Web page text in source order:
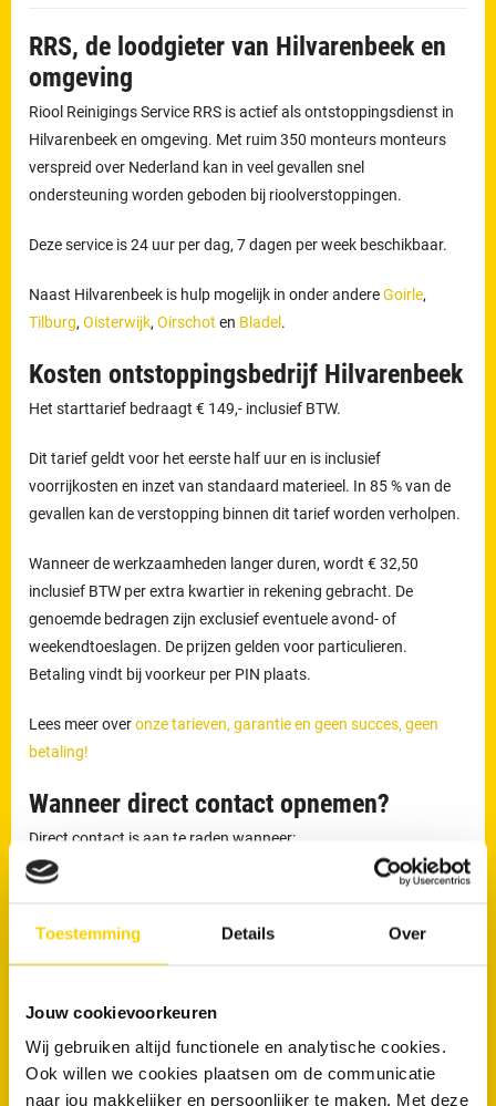
Toestemming Details Over
Jouw cookievoorkeuren
Wij gebruiken altijd functionele en analytische cookies.
Ook willen we cookies plaatsen om de communicatie
naar jou makkelijker en persoonlijker te maken. Met deze
RRS, de loodgieter van Hilvarenbeek en
omgeving
Riool Reinigings Service RRS is actief als ontstoppingsdienst in
Hilvarenbeek en omgeving. Met ruim 350 monteurs monteurs
verspreid over Nederland kan in veel gevallen snel
ondersteuning worden geboden bij rioolverstoppingen.
Deze service is 24 uur per dag, 7 dagen per week beschikbaar.
Naast Hilvarenbeek is hulp mogelijk in onder andereGoirle,
Tilburg,Oisterwijk,Oirschot en Bladel .
Kosten ontstoppingsbedrijf Hilvarenbeek
Het starttarief bedraagt € 149,- inclusief BTW.
Dit tarief geldt voor het eerste half uur en is inclusief
voorrijkosten en inzet van standaard materieel. In 85 % van de
gevallen kan de verstopping binnen dit tarief worden verholpen.
Wanneer de werkzaamheden langer duren, wordt € 32,50
inclusief BTW per extra kwartier in rekening gebracht. De
genoemde bedragen zijn exclusief eventuele avond- of
weekendtoeslagen. De prijzen gelden voor particulieren.
Betaling vindt bij voorkeur per PIN plaats.
Lees meer overonze tarieven, garantie en geen succes, geen
betaling!
Wanneer direct contact opnemen?
Direct contact is aan te raden wanneer:
Wil je direct van je verstopping af?